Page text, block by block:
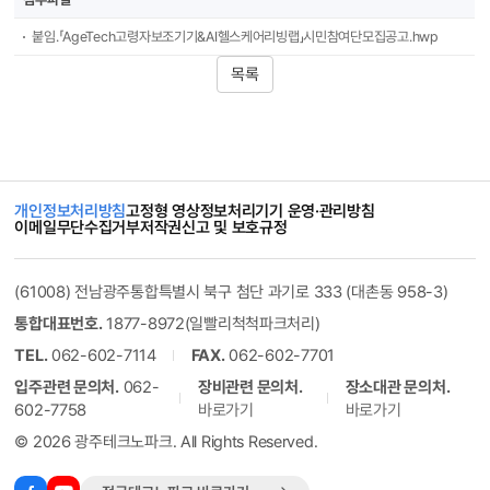
붙임.「AgeTech고령자보조기기&AI헬스케어리빙랩」시민참여단모집공고.hwp
목록
개인정보처리방침고정형 영상정보처리기기 운영·관리방침
이메일무단수집거부저작권신고 및 보호규정
(61008) 전남광주통합특별시 북구 첨단 과기로 333 (대촌동 958-3)
통합대표번호.1877-8972(일빨리척척파크처리)
TEL.062-602-7114 FAX.062-602-7701
입주관련 문의처.062-
602-7758
장비관련 문의처.
바로가기
장소대관 문의처.
바로가기
© 2026 광주테크노파크. All Rights Reserved.